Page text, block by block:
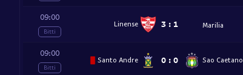
09:00
Bitti
Linense 3 : 1 Marilia
09:00
Bitti
Santo Andre 0 : 0 Sao Caetano